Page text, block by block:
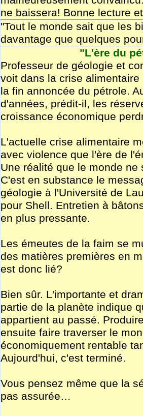
ne baissera! Bonne lecture
"Tout le monde sait que les
davantage que quelques
"L'ère du
Professeur de géologie et
voit dans la crise
la fin annoncée du pétrole.
d'années, prédit-il, les
croissance économique
L'actuelle crise alimentaire
avec violence que l'ère de
Une réalité que le monde
C'est en substance le
géologie à l'Université de
pour Shell. Entretien à
en plus pressante.
Les émeutes de la faim se
des matières premières en
est donc lié?
Bien sûr. L'importante et
partie de la planète indique
appartient au passé.
ensuite faire traverser le
économiquement rentable
Aujourd'hui, c'est terminé.
Vous pensez même que la
pas assurée…